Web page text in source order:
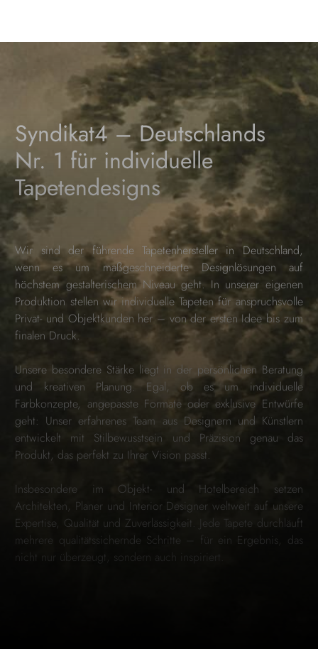
Wir sind der führende Tapetenhersteller in Deutschland,
wenn es um maßgeschneiderte Designlösungen auf
höchstem gestalterischem Niveau geht. In unserer eigenen
Produktion stellen wir individuelle Tapeten für anspruchsvolle
Privat- und Objektkunden her – von der ersten Idee bis zum
finalen Druck.
Unsere besondere Stärke liegt in der persönlichen Beratung
und kreativen Planung. Egal, ob es um individuelle
Farbkonzepte, angepasste Formate oder exklusive Entwürfe
geht: Unser erfahrenes Team aus Designern und Künstlern
entwickelt mit Stilbewusstsein und Präzision genau das
Produkt, das perfekt zu Ihrer Vision passt.
Insbesondere im Objekt- und Hotelbereich setzen
Architekten, Planer und Interior Designer weltweit auf unsere
Expertise, Qualität und Zuverlässigkeit. Jede Tapete durchläuft
mehrere qualitätssichernde Schritte – für ein Ergebnis, das
nicht nur überzeugt, sondern auch inspiriert.
Syndikat4 – Deutschlands
Nr. 1 für individuelle
Tapetendesigns